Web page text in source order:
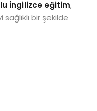
İngilizce eğitim,
bir şekilde